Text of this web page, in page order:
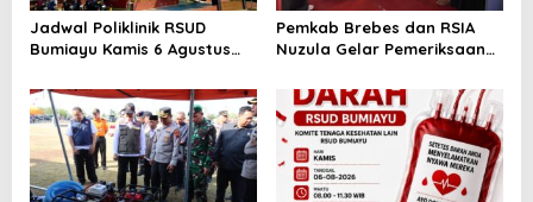
Jadwal Poliklinik RSUD
Bumiayu Kamis 6 Agustus
Dokter Sebelum Berkunjung
Pemkab Brebes dan RSIA
Nuzula Gelar Pemeriksaan
Perkuat Kesehatan Ibu dan
Bayi